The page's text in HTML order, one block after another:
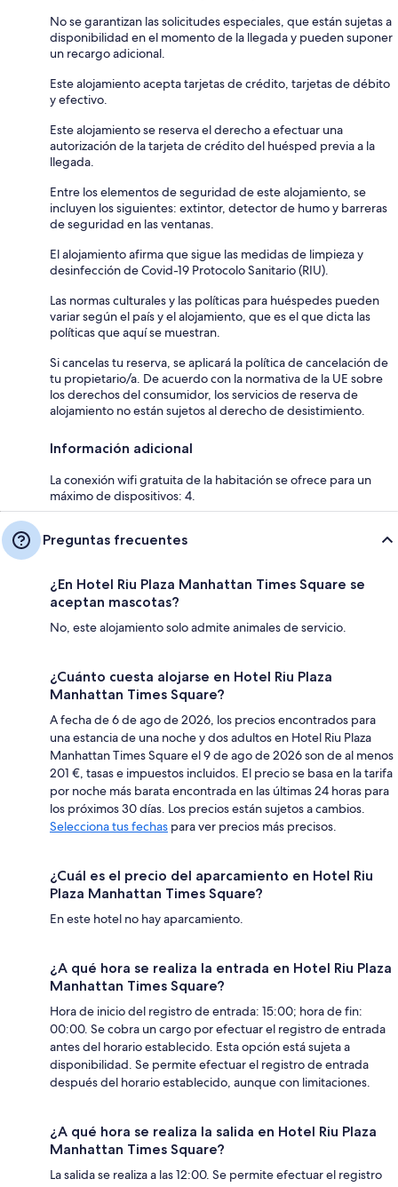
No se garantizan las solicitudes especiales, que están sujetas a
disponibilidad en el momento de la llegada y pueden suponer
un recargo adicional.
Este alojamiento acepta tarjetas de crédito, tarjetas de débito
y efectivo.
Este alojamiento se reserva el derecho a efectuar una
autorización de la tarjeta de crédito del huésped previa a la
llegada.
Entre los elementos de seguridad de este alojamiento, se
incluyen los siguientes: extintor, detector de humo y barreras
de seguridad en las ventanas.
El alojamiento afirma que sigue las medidas de limpieza y
desinfección de Covid-19 Protocolo Sanitario (RIU).
Las normas culturales y las políticas para huéspedes pueden
variar según el país y el alojamiento, que es el que dicta las
políticas que aquí se muestran.
Si cancelas tu reserva, se aplicará la política de cancelación de
tu propietario/a. De acuerdo con la normativa de la UE sobre
los derechos del consumidor, los servicios de reserva de
alojamiento no están sujetos al derecho de desistimiento.
Información adicional
La conexión wifi gratuita de la habitación se ofrece para un
máximo de dispositivos: 4.
Preguntas frecuentes
¿En Hotel Riu Plaza Manhattan Times Square se
aceptan mascotas?
No, este alojamiento solo admite animales de servicio.
¿Cuánto cuesta alojarse en Hotel Riu Plaza
Manhattan Times Square?
A fecha de 6 de ago de 2026, los precios encontrados para
una estancia de una noche y dos adultos en Hotel Riu Plaza
Manhattan Times Square el 9 de ago de 2026 son de al menos
201 €, tasas e impuestos incluidos. El precio se basa en la tarifa
por noche más barata encontrada en las últimas 24 horas para
los próximos 30 días. Los precios están sujetos a cambios.
Selecciona tus fechas para ver precios más precisos.
¿Cuál es el precio del aparcamiento en Hotel Riu
Plaza Manhattan Times Square?
En este hotel no hay aparcamiento.
¿A qué hora se realiza la entrada en Hotel Riu Plaza
Manhattan Times Square?
Hora de inicio del registro de entrada: 15:00; hora de fin:
00:00. Se cobra un cargo por efectuar el registro de entrada
antes del horario establecido. Esta opción está sujeta a
disponibilidad. Se permite efectuar el registro de entrada
después del horario establecido, aunque con limitaciones.
¿A qué hora se realiza la salida en Hotel Riu Plaza
Manhattan Times Square?
La salida se realiza a las 12:00. Se permite efectuar el registro